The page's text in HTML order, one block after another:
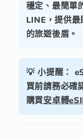
穩定、最簡單
LINE，提供
的旅遊後盾。
💡 小提醒：
買前請務必確
購買安卓轉